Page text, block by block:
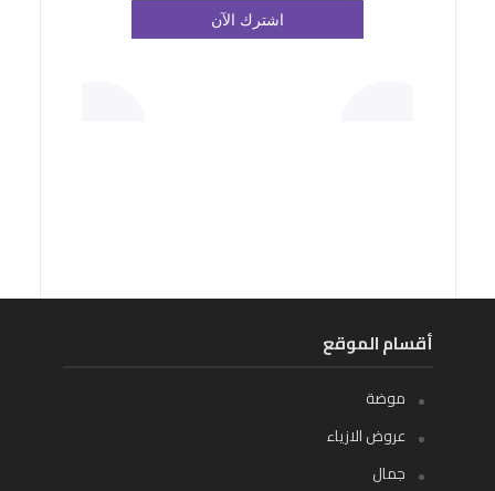
أقسام الموقع
موضة
عروض الازياء
جمال